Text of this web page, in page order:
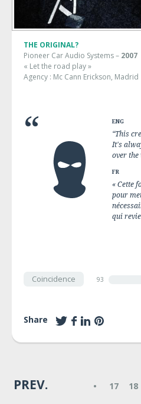
THE ORIGINAL?
Pioneer Car Audio Systems – 2007
« Let the road play »
Agency : Mc Cann Erickson, Madrid
ENG
“This
It's
over the
FR
« Cette
pour
qui
Coincidence 93
Share
PREV. • 17 18